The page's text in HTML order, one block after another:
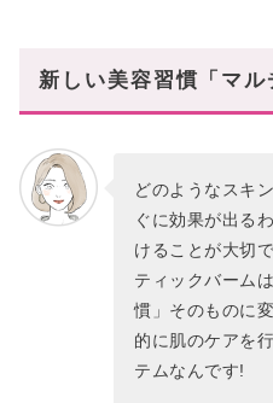
新しい美容習慣「マル
どのようなスキ
ぐに効果が出る
けることが大切
ティックバーム
慣」そのものに
的に肌のケアを
テムなんです!